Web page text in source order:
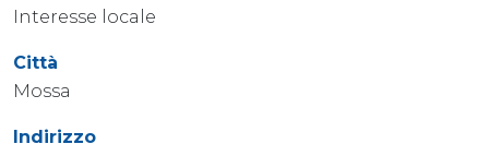
Interesse locale
Città
Mossa
Indirizzo